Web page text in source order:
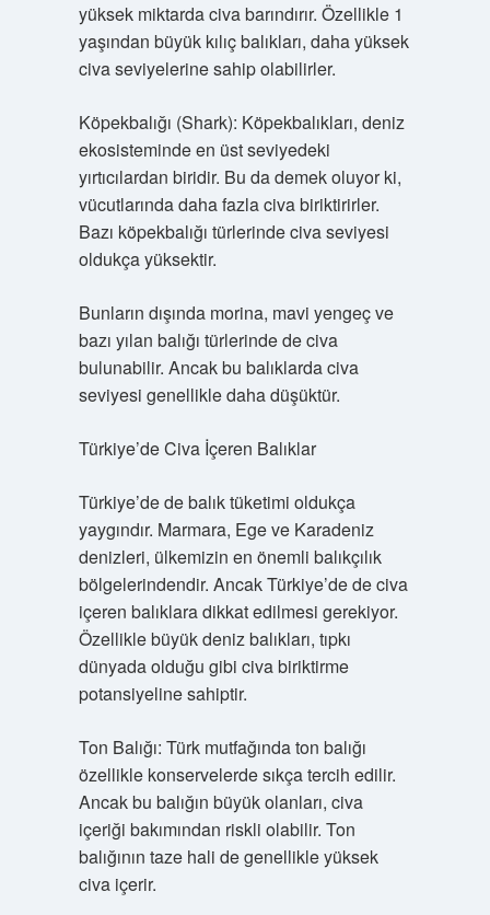
yüksek miktarda civa barındırır. Özellikle 1
yaşından büyük kılıç balıkları, daha yüksek
civa seviyelerine sahip olabilirler.
Köpekbalığı (Shark): Köpekbalıkları, deniz
ekosisteminde en üst seviyedeki
yırtıcılardan biridir. Bu da demek oluyor ki,
vücutlarında daha fazla civa biriktirirler.
Bazı köpekbalığı türlerinde civa seviyesi
oldukça yüksektir.
Bunların dışında morina, mavi yengeç ve
bazı yılan balığı türlerinde de civa
bulunabilir. Ancak bu balıklarda civa
seviyesi genellikle daha düşüktür.
Türkiye’de Civa İçeren Balıklar
Türkiye’de de balık tüketimi oldukça
yaygındır. Marmara, Ege ve Karadeniz
denizleri, ülkemizin en önemli balıkçılık
bölgelerindendir. Ancak Türkiye’de de civa
içeren balıklara dikkat edilmesi gerekiyor.
Özellikle büyük deniz balıkları, tıpkı
dünyada olduğu gibi civa biriktirme
potansiyeline sahiptir.
Ton Balığı: Türk mutfağında ton balığı
özellikle konservelerde sıkça tercih edilir.
Ancak bu balığın büyük olanları, civa
içeriği bakımından riskli olabilir. Ton
balığının taze hali de genellikle yüksek
civa içerir.